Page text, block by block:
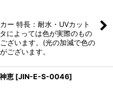
ー 特長：耐水・UVカット
によっては色が実際のもの
ざいます。(光の加減で色の
ございます。
恵 [JIN-E-S-0046]